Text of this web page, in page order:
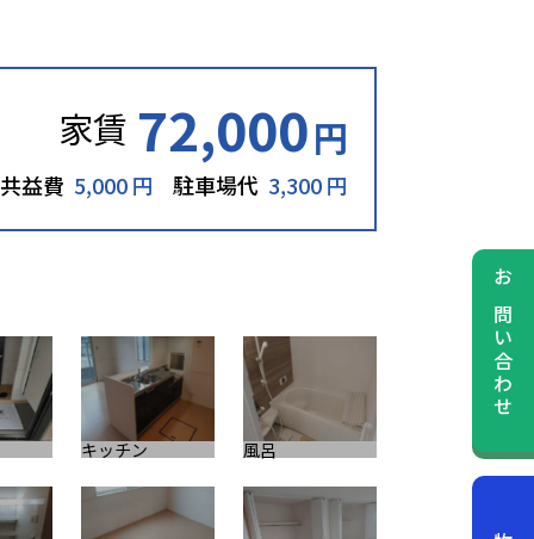
家賃 72,000円
共益費 5,000 円 駐車場代 3,300 円
キッチン 風呂
お問い合わせ